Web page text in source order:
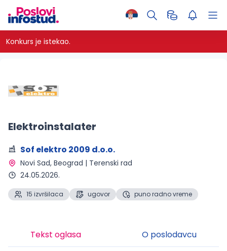
Konkurs je istekao.
Elektroinstalater
Sof elektro 2009 d.o.o.
Novi Sad, Beograd | Terenski rad
24.05.2026.
15 izvršilaca ugovor puno radno vreme
Tekst oglasa O poslodavcu